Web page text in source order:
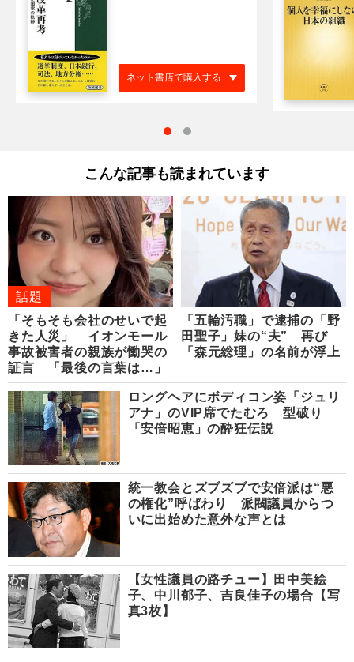
ネット書店で購入する
こんな記事も読まれています
話題
「そもそも会社のせいで起
きた人災」 イオンモール
事故被害者の親族が慟哭の
証言 「最後の言葉は…」
「五輪汚職」で逮捕の「野
田聖子」妹の“夫” 再び
「森元総理」の名前が浮上
ロングヘアにボディコン姿「ジュリ
アナ」のVIP席でたむろ 型破り
「安倍昭恵」の酔狂伝説
統一教会とズブズブで安倍派は“悪
の権化”呼ばわり 派閥議員からつ
いに出始めた意外な声とは
【女性議員の路チュー】田中美絵
子、中川郁子、吉良佳子の場合【写
真3枚】